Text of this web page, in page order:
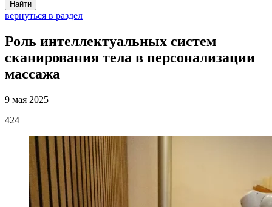
Найти
вернуться в раздел
Роль интеллектуальных систем
сканирования тела в персонализации
массажа
9 мая 2025
424